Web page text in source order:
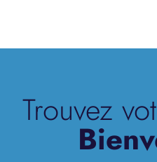
Trouvez